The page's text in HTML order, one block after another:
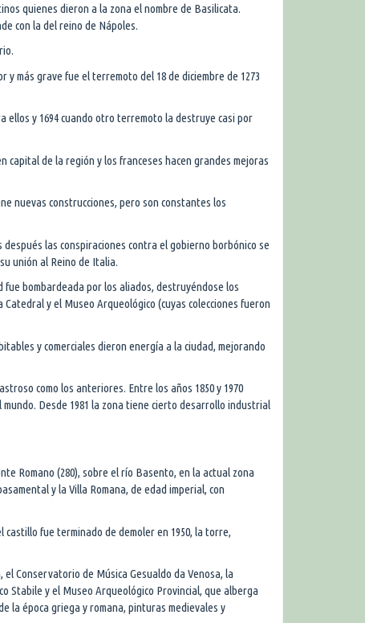
quienes dieron a la zona el nombre de Basilicata.
con la del reino de Nápoles.
más grave fue el terremoto del 18 de diciembre de 1273
ellos y 1694 cuando otro terremoto la destruye casi por
capital de la región y los franceses hacen grandes mejoras
nuevas construcciones, pero son constantes los
las conspiraciones contra el gobierno borbónico se
unión al Reino de Italia.
fue bombardeada por los aliados, destruyéndose los
y el Museo Arqueológico (cuyas colecciones fueron
y comerciales dieron energía a la ciudad, mejorando
como los anteriores. Entre los años 1850 y 1970
Desde 1981 la zona tiene cierto desarrollo industrial
Romano (280), sobre el río Basento, en la actual zona
y la Villa Romana, de edad imperial, con
fue terminado de demoler en 1950, la torre,
Conservatorio de Música Gesualdo da Venosa, la
Stabile y el Museo Arqueológico Provincial, que alberga
la época griega y romana, pinturas medievales y